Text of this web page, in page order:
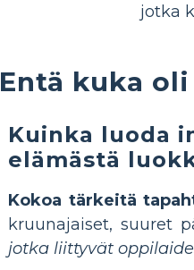
jotka
Entä kuka
Kuinka luoda
elämästä
Kokoa tärkeitä
kruunajaiset, suuret
jotka liittyvät